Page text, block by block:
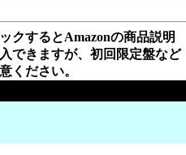
クするとAmazonの商品説明
できますが、初回限定盤など
ください。